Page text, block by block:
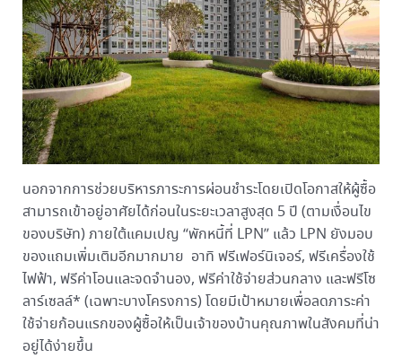
นอกจากการช่วยบริหารภาระการผ่อนชำระโดยเปิดโอกาสให้ผู้ซื้อ
สามารถเข้าอยู่อาศัยได้ก่อนในระยะเวลาสูงสุด 5 ปี (ตามเงื่อนไข
ของบริษัท) ภายใต้แคมเปญ “พักหนี้ที่ LPN” แล้ว LPN ยังมอบ
ของแถมเพิ่มเติมอีกมากมาย อาทิ ฟรีเฟอร์นิเจอร์, ฟรีเครื่องใช้
ไฟฟ้า, ฟรีค่าโอนและจดจำนอง, ฟรีค่าใช้จ่ายส่วนกลาง และฟรีโซ
ลาร์เซลล์* (เฉพาะบางโครงการ) โดยมีเป้าหมายเพื่อลดภาระค่า
ใช้จ่ายก้อนแรกของผู้ซื้อให้เป็นเจ้าของบ้านคุณภาพในสังคมที่น่า
อยู่ได้ง่ายขึ้น